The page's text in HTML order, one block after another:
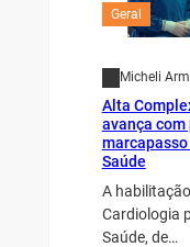
Geral
Micheli
Alta
avança
Saúde
A
Cardiologia
Saúde, de…